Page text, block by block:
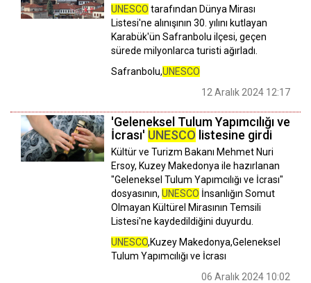
UNESCO tarafından Dünya Mirası
Listesi'ne alınışının 30. yılını kutlayan
Karabük'ün Safranbolu ilçesi, geçen
sürede milyonlarca turisti ağırladı.
Safranbolu,UNESCO
12 Aralık 2024 12:17
'Geleneksel Tulum Yapımcılığı ve
İcrası' UNESCO listesine girdi
Kültür ve Turizm Bakanı Mehmet Nuri
Ersoy, Kuzey Makedonya ile hazırlanan
"Geleneksel Tulum Yapımcılığı ve İcrası"
dosyasının, UNESCO İnsanlığın Somut
Olmayan Kültürel Mirasının Temsili
Listesi'ne kaydedildiğini duyurdu.
UNESCO,Kuzey Makedonya,Geleneksel
Tulum Yapımcılığı ve İcrası
06 Aralık 2024 10:02